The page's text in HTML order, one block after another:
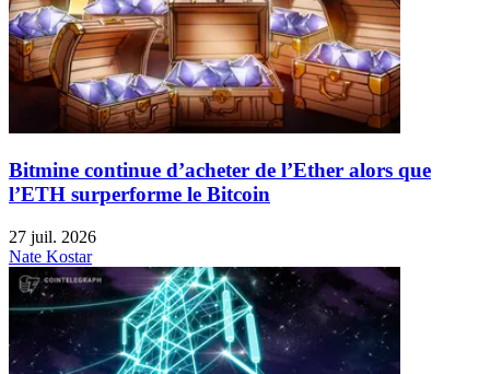
Bitmine continue d’acheter de l’Ether alors que
l’ETH surperforme le Bitcoin
27 juil. 2026
Nate Kostar